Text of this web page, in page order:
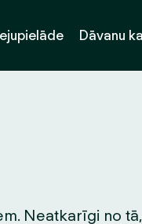
Dāvanu
Neatkarīgi no